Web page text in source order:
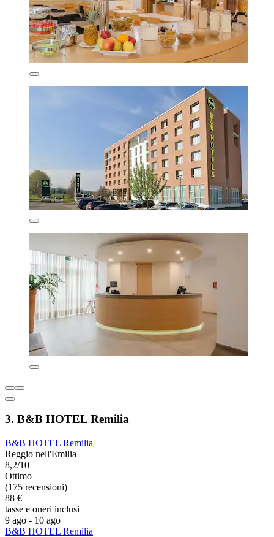
3. B&B HOTEL Remilia
B&B HOTEL Remilia
Reggio nell'Emilia
8,2/10
Ottimo
(175 recensioni)
88 €
tasse e oneri inclusi
9 ago - 10 ago
B&B HOTEL Remilia